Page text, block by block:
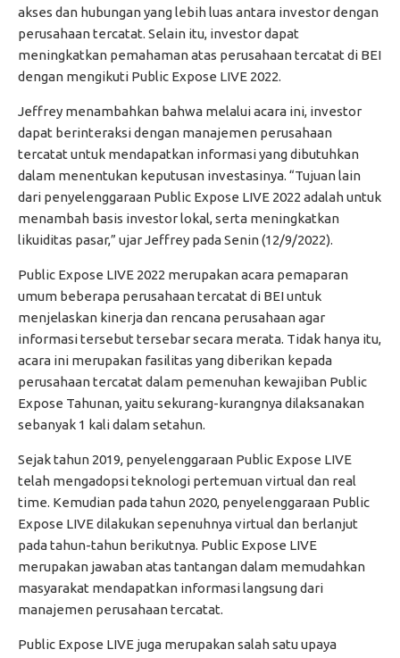
akses dan hubungan yang lebih luas antara investor dengan
perusahaan tercatat. Selain itu, investor dapat
meningkatkan pemahaman atas perusahaan tercatat di BEI
dengan mengikuti Public Expose LIVE 2022.
Jeffrey menambahkan bahwa melalui acara ini, investor
dapat berinteraksi dengan manajemen perusahaan
tercatat untuk mendapatkan informasi yang dibutuhkan
dalam menentukan keputusan investasinya. “Tujuan lain
dari penyelenggaraan Public Expose LIVE 2022 adalah untuk
menambah basis investor lokal, serta meningkatkan
likuiditas pasar,” ujar Jeffrey pada Senin (12/9/2022).
Public Expose LIVE 2022 merupakan acara pemaparan
umum beberapa perusahaan tercatat di BEI untuk
menjelaskan kinerja dan rencana perusahaan agar
informasi tersebut tersebar secara merata. Tidak hanya itu,
acara ini merupakan fasilitas yang diberikan kepada
perusahaan tercatat dalam pemenuhan kewajiban Public
Expose Tahunan, yaitu sekurang-kurangnya dilaksanakan
sebanyak 1 kali dalam setahun.
Sejak tahun 2019, penyelenggaraan Public Expose LIVE
telah mengadopsi teknologi pertemuan virtual dan real
time. Kemudian pada tahun 2020, penyelenggaraan Public
Expose LIVE dilakukan sepenuhnya virtual dan berlanjut
pada tahun-tahun berikutnya. Public Expose LIVE
merupakan jawaban atas tantangan dalam memudahkan
masyarakat mendapatkan informasi langsung dari
manajemen perusahaan tercatat.
Public Expose LIVE juga merupakan salah satu upaya